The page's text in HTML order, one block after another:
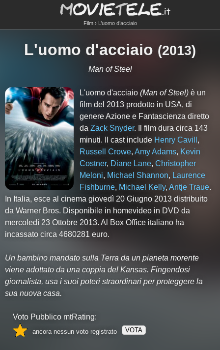
Film L’uomo d’acciaio
L'uomo d'acciaio (2013)
Man of Steel
L'uomo d'acciaio(Man of Steel) è un
film del 2013 prodotto in USA, di
genere Azione e Fantascienza diretto
daZack Snyder. Il film dura circa 143
minuti. Il cast include Henry Cavill ,
Russell Crowe,Amy Adams, Kevin
Costner, Diane Lane,Christopher
Meloni, Michael Shannon, Laurence
Fishburne, Michael Kelly,Antje Traue.
In Italia, esce al cinema giovedì 20 Giugno 2013 distribuito
da Warner Bros. Disponibile in homevideo in DVD da
mercoledì 23 Ottobre 2013. Al Box Office italiano ha
incassato circa 4680281 euro.
Un bambino mandato sulla Terra da un pianeta morente
viene adottato da una coppia del Kansas. Fingendosi
giornalista, usa i suoi poteri straordinari per proteggere la
sua nuova casa.
Voto Pubblico mtRating:
ancora nessun voto registrato VOTA